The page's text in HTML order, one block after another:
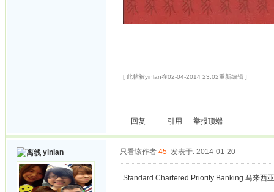
[ 此帖被yinlan在02-04-2014 23:02重新编辑 ]
回复 引用 举报顶端
yinlan 只看该作者 45 发表于: 2014-01-20
Standard Chartered Priority Banking 马来西亚